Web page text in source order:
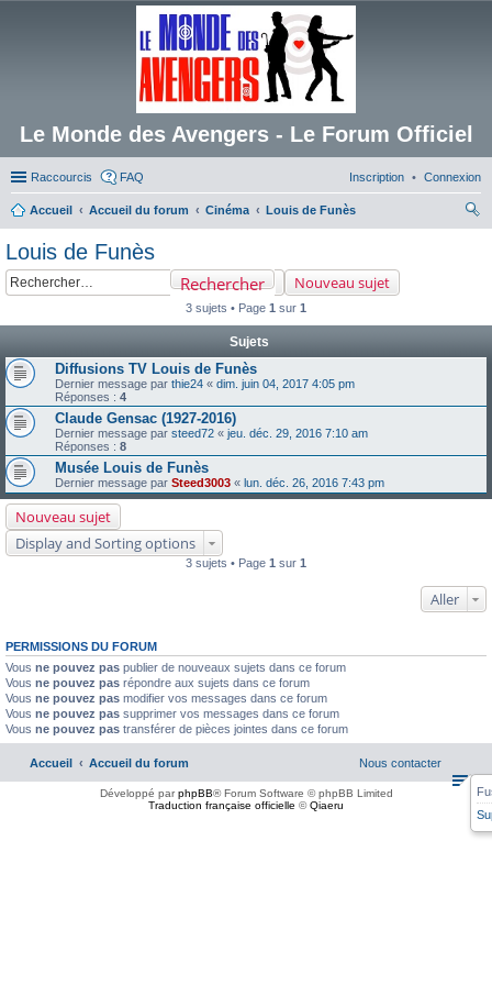
Le Monde des Avengers - Le Forum Officiel
Raccourcis FAQ Connexion
Inscription
Accueil Accueil du forum Cinéma
Louis de Funès
Louis de Funès
Nouveau sujet
Rechercher
3 sujets • Page 1 sur 1
Sujets
Diffusions TV Louis de Funès
Dernier message par thie24 « dim. juin 04, 2017 4:05 pm
Réponses : 4
Claude Gensac (1927-2016)
Dernier message par steed72 « jeu. déc. 29, 2016 7:10 am
Réponses : 8
Musée Louis de Funès
Dernier message par Steed3003 « lun. déc. 26, 2016 7:43 pm
Nouveau sujet
Display and Sorting options
3 sujets • Page 1 sur 1
Aller
PERMISSIONS DU FORUM
Vous ne pouvez pas publier de nouveaux sujets dans ce forum
Vous ne pouvez pas répondre aux sujets dans ce forum
Vous ne pouvez pas modifier vos messages dans ce forum
Vous ne pouvez pas supprimer vos messages dans ce forum
Vous ne pouvez pas transférer de pièces jointes dans ce forum
Accueil Accueil du forum Nous contacter
Développé parphpBB® Forum Software © phpBB Limited
Traduction française officielle ©Qiaeru